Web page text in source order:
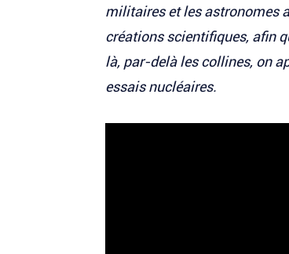
militaires et les astronomes
créations scientifiques, afin
là, par-delà les collines, on
essais nucléaires.